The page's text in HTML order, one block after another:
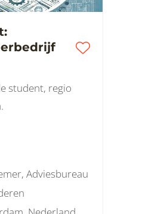
student, regio
Adviesbureau